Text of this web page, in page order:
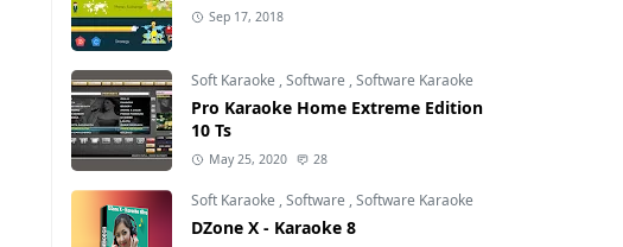
Sep 17, 2018
Soft Karaoke ,Software ,Software Karaoke
Pro Karaoke Home Extreme Edition
10 Ts
May 25, 2020 28
Soft Karaoke ,Software ,Software Karaoke
DZone X - Karaoke 8